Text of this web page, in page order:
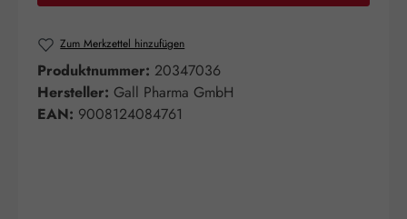
Zum Merkzettel hinzufügen
Produktnummer: 20347036
Hersteller: Gall Pharma GmbH
EAN: 9008124084761